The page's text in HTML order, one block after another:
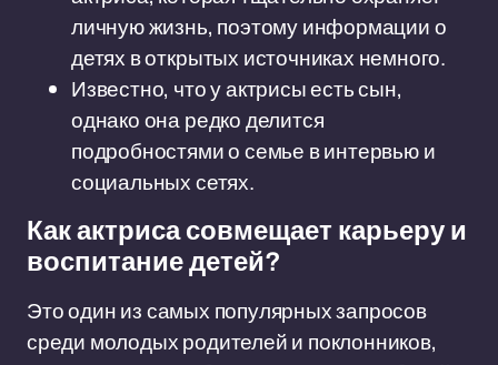
личную жизнь, поэтому информации о
детях в открытых источниках немного.
Известно, что у актрисы есть сын,
однако она редко делится
подробностями о семье в интервью и
социальных сетях.
Как актриса совмещает карьеру и
воспитание детей?
Это один из самых популярных запросов
среди молодых родителей и поклонников,